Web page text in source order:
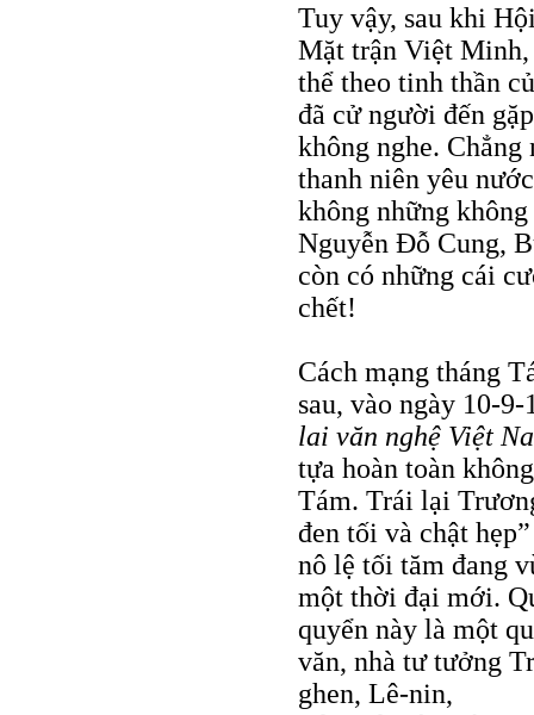
Tuy vậy, sau khi
Mặt trận Việt Minh,
thể theo tinh thần
đã cử người đến
không nghe.
thanh niên yêu
không những
Nguyễn Ðỗ Cung,
còn có những cái
chết!
Cách mạng tháng
sau, vào ngày 10-
lai văn nghệ Việt
tựa hoàn toàn
Tám. Trái lại
đen tối và chật
nô lệ tối tăm đang
một thời đại mới.
quyển này là một
văn, nhà tư tưởng
ghen, Lê-nin,